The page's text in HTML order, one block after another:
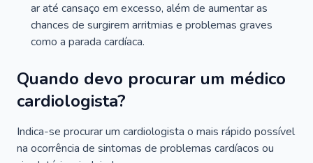
ar até cansaço em excesso, além de aumentar as
chances de surgirem arritmias e problemas graves
como a parada cardíaca.
Quando devo procurar um médico
cardiologista?
Indica-se procurar um cardiologista o mais rápido possível
na ocorrência de sintomas de problemas cardíacos ou